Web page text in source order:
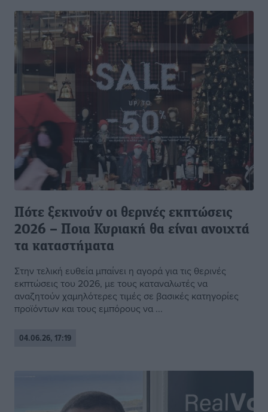
Πότε ξεκινούν οι θερινές εκπτώσεις
2026 – Ποια Κυριακή θα είναι ανοιχτά
τα καταστήματα
Στην τελική ευθεία μπαίνει η αγορά για τις θερινές
εκπτώσεις του 2026, με τους καταναλωτές να
αναζητούν χαμηλότερες τιμές σε βασικές κατηγορίες
προϊόντων και τους εμπόρους να ...
04.06.26, 17:19